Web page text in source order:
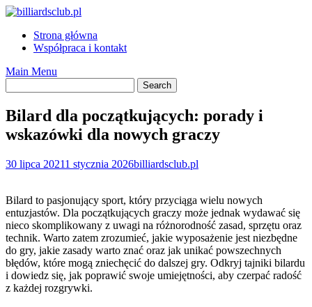
Skip
contentStrona główna
Współpraca i kontakt
Main Menu
Bilard dla początkujących: porady i
wskazówki dla nowych graczy
30 lipca 20211 stycznia 2026billiardsclub.pl
Bilard to pasjonujący sport, który przyciąga wielu nowych
entuzjastów. Dla początkujących graczy może jednak wydawać się
nieco skomplikowany z uwagi na różnorodność zasad, sprzętu oraz
technik. Warto zatem zrozumieć, jakie wyposażenie jest niezbędne
do gry, jakie zasady warto znać oraz jak unikać powszechnych
błędów, które mogą zniechęcić do dalszej gry. Odkryj tajniki bilardu
i dowiedz się, jak poprawić swoje umiejętności, aby czerpać radość
z każdej rozgrywki.